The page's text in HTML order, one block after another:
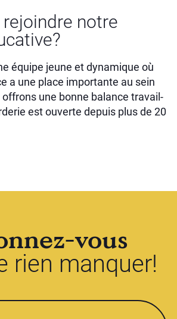
rejoindre notre
équipe jeune et dynamique où
a une place importante au sein
une bonne balance travail-
est ouverte depuis plus de 20
vous
rien manquer!